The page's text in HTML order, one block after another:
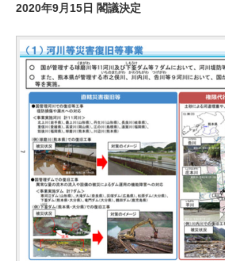
2020年9月15日 閣議決定